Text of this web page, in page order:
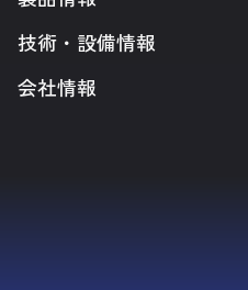
技術・設備情報
会社情報